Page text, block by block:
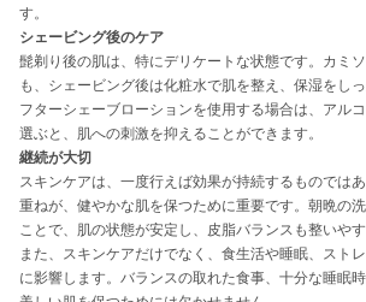
す。
シェービング後のケア
髭剃り後の肌は、特にデリケートな状態です。カミ
も、シェービング後は化粧水で肌を整え、保湿をし
フターシェーブローションを使用する場合は、アル
選ぶと、肌への刺激を抑えることができます。
継続が大切
スキンケアは、一度行えば効果が持続するものでは
重ねが、健やかな肌を保つために重要です。朝晩の
ことで、肌の状態が安定し、皮脂バランスも整いやす
また、スキンケアだけでなく、食生活や睡眠、スト
に影響します。バランスの取れた食事、十分な睡眠